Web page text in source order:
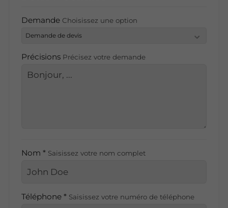
Demande Choisissez une option
Précisions Précisez votre demande
Nom * Saisissez votre nom complet
Téléphone * Saisissez votre numéro de téléphone